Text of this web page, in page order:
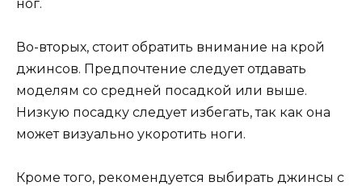
ног.
Во-вторых, стоит обратить внимание на крой
джинсов. Предпочтение следует отдавать
моделям со средней посадкой или выше.
Низкую посадку следует избегать, так как она
может визуально укоротить ноги.
Кроме того, рекомендуется выбирать джинсы с